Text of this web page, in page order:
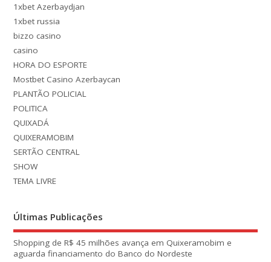
1xbet Azerbaydjan
1xbet russia
bizzo casino
casino
HORA DO ESPORTE
Mostbet Casino Azerbaycan
PLANTÃO POLICIAL
POLITICA
QUIXADÁ
QUIXERAMOBIM
SERTÃO CENTRAL
SHOW
TEMA LIVRE
Últimas Publicações
Shopping de R$ 45 milhões avança em Quixeramobim e
aguarda financiamento do Banco do Nordeste